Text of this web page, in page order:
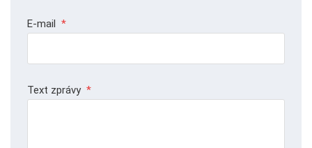
E-mail *
Text zprávy *